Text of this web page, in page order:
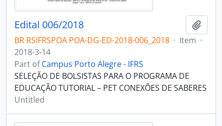
Edital 006/2018
BR RSIFRSPOA POA-DG-ED-2018-006_2018 · Item ·
2018-3-14
Part ofCampus Porto Alegre - IFRS
SELEÇÃO DE BOLSISTAS PARA O PROGRAMA DE
EDUCAÇÃO TUTORIAL – PET CONEXÕES DE SABERES
Untitled